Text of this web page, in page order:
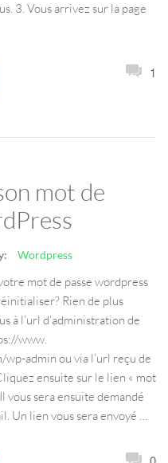
3. Vous arrivez sur la page
1
mot de
Wordpress
mot de passe wordpress
Rien de plus
à l’url d’administration de
www.
admin ou via l’url reçu de
ensuite sur le lien « mot
vous sera ensuite demandé
Un lien vous sera envoyé …